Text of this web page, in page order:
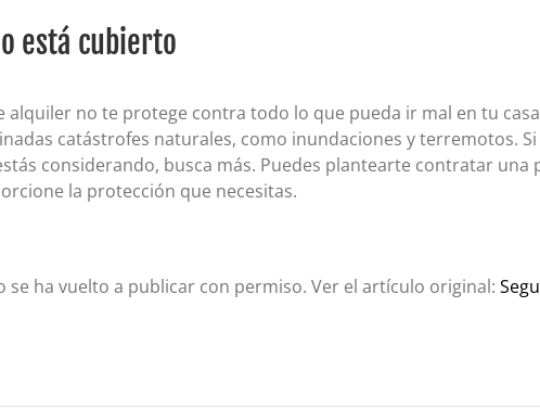
está cubierto
alquiler no te protege contra todo lo que pueda ir mal en tu
catástrofes naturales, como inundaciones y terremotos.
considerando, busca más. Puedes plantearte contratar
la protección que necesitas.
se ha vuelto a publicar con permiso. Ver el artículo original: